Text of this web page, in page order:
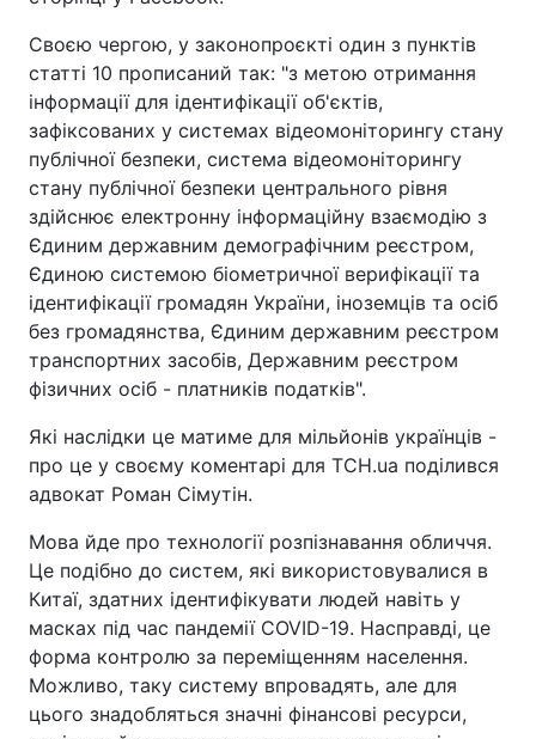
Своєю чергою, у законопроєкті один з пунктів
статті 10 прописаний так: "з метою отримання
інформації для ідентифікації об'єктів,
зафіксованих у системах відеомоніторингу стану
публічної безпеки, система відеомоніторингу
стану публічної безпеки центрального рівня
здійснює електронну інформаційну взаємодію з
Єдиним державним демографічним реєстром,
Єдиною системою біометричної верифікації та
ідентифікації громадян України, іноземців та осіб
без громадянства, Єдиним державним реєстром
транспортних засобів, Державним реєстром
фізичних осіб - платників податків".
Які наслідки це матиме для мільйонів українців -
про це у своєму коментарі для ТСН.ua поділився
адвокат Роман Сімутін.
Мова йде про технології розпізнавання обличчя.
Це подібно до систем, які використовувалися в
Китаї, здатних ідентифікувати людей навіть у
масках під час пандемії COVID-19. Насправді, це
форма контролю за переміщенням населення.
Можливо, таку систему впровадять, але для
цього знадобляться значні фінансові ресурси,